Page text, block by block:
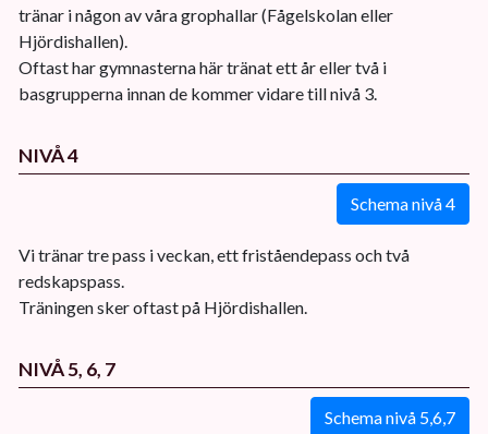
tränar i någon av våra grophallar (Fågelskolan eller
Hjördishallen).
Oftast har gymnasterna här tränat ett år eller två i
basgrupperna innan de kommer vidare till nivå 3.
NIVÅ 4
Schema nivå 4
Vi tränar tre pass i veckan, ett friståendepass och två
redskapspass.
Träningen sker oftast på Hjördishallen.
NIVÅ 5, 6, 7
Schema nivå 5,6,7